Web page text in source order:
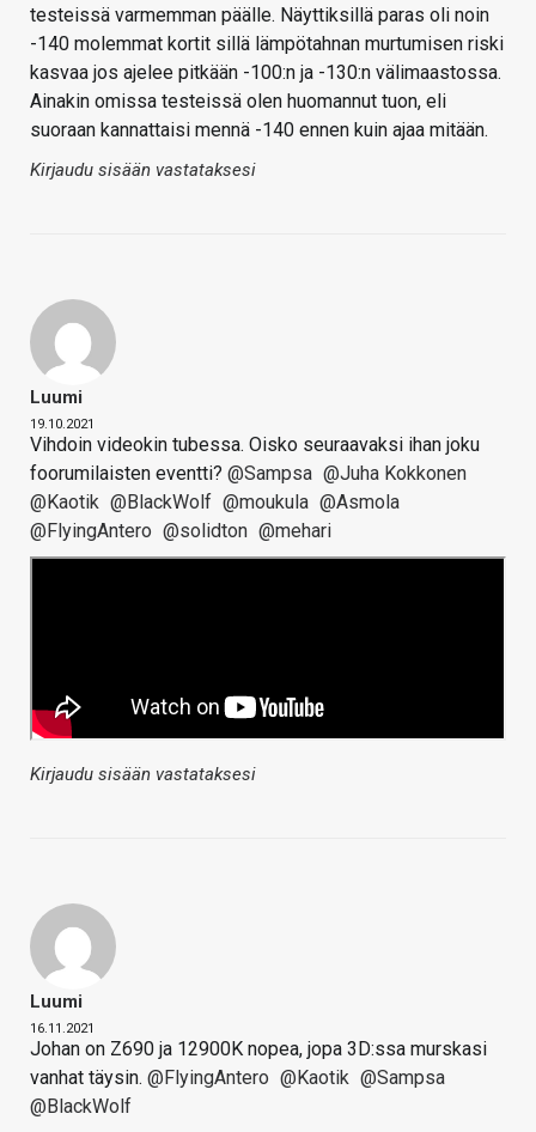
testeissä varmemman päälle. Näyttiksillä paras oli noin
-140 molemmat kortit sillä lämpötahnan murtumisen riski
kasvaa jos ajelee pitkään -100:n ja -130:n välimaastossa.
Ainakin omissa testeissä olen huomannut tuon, eli
suoraan kannattaisi mennä -140 ennen kuin ajaa mitään.
Kirjaudu sisään vastataksesi
Luumi
19.10.2021
Vihdoin videokin tubessa. Oisko seuraavaksi ihan joku
foorumilaisten eventti? @Sampsa @Juha Kokkonen
@Kaotik @BlackWolf @moukula @Asmola
@FlyingAntero @solidton @mehari
Kirjaudu sisään vastataksesi
Luumi
16.11.2021
Johan on Z690 ja 12900K nopea, jopa 3D:ssa murskasi
vanhat täysin. @FlyingAntero @Kaotik @Sampsa
@BlackWolf